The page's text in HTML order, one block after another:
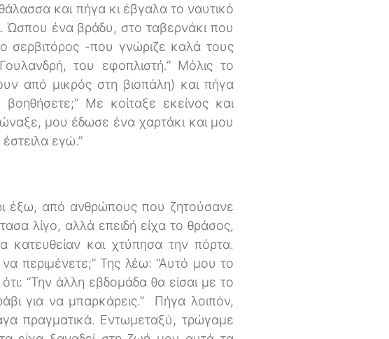
και πήγα κι έβγαλα το ναυτικό
Ώσπου ένα βράδυ, στο ταβερνάκι που
σερβιτόρος -που γνώριζε καλά τους
του εφοπλιστή.” Μόλις το
από μικρός στη βιοπάλη) και πήγα
Με κοίταξε εκείνος και
μου έδωσε ένα χαρτάκι και μου
εγώ.”
έξω, από ανθρώπους που ζητούσανε
λίγο, αλλά επειδή είχα το θράσος,
και χτύπησα την πόρτα.
να περιμένετε;” Της λέω: “Αυτό μου το
“Την άλλη εβδομάδα θα είσαι με το
για να μπαρκάρεις.” Πήγα λοιπόν,
πραγματικά. Εντωμεταξύ, τρώγαμε